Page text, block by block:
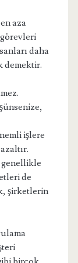
aza
daha
demektir.
işlere
genellikle
de
şirketlerin